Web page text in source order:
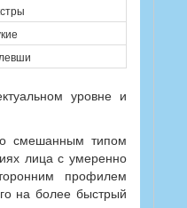
уровне и
смешанным типом
лица с умеренно
профилем
на более быстрый